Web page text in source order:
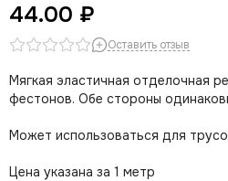
44.00 ₽
Оставить отзыв
Мягкая эластичная отделочная
фестонов. Обе стороны
Может использоваться для
Цена указана за 1 метр